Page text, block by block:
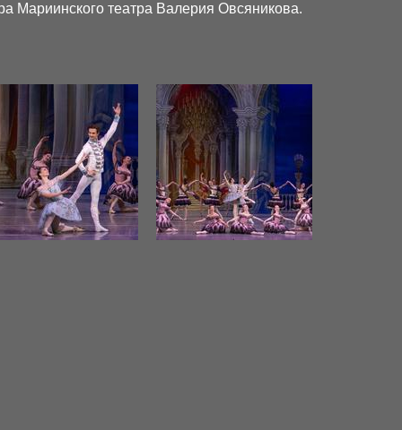
Мариинского театра Валерия Овсяникова.